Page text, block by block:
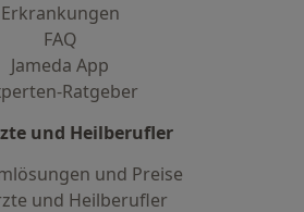
Erkrankungen
FAQ
Jameda App
Ratgeber
und Heilberufler
und Preise
und Heilberufler